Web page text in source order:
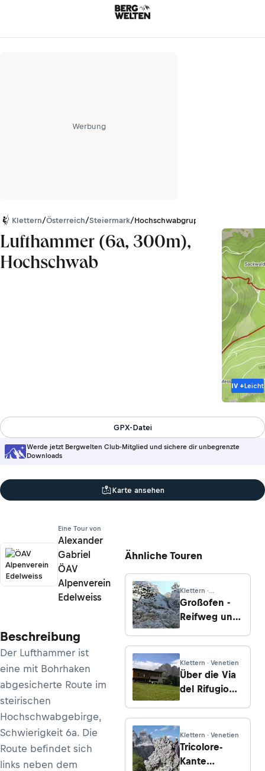
Werbung
Klettern/Österreich/Steiermark/Hochschwabgruppe
Lufthammer (6a, 300m),
Hochschwab
IV +Leicht
Werde jetzt Bergwelten Club-Mitglied und sichere dir unbegrenzte
Downloads
GPX-Datei
Karte ansehen
Eine Tour von
Alexander
Gabriel
ÖAV
Alpenverein
Edelweiss
Beschreibung
Der Lufthammer ist
eine mit Bohrhaken
abgesicherte Route im
steirischen
Hochschwabgebirge,
Schwierigkeit 6a. Die
Route befindet sich
links neben dem
Ähnliche Touren
Klettern ·
Niederösterreich
Großofen -
Reifweg und
Klettern · Venetien
Über die Via
del Rifugio
Juac
Klettern · Venetien
Tricolore-
Kante